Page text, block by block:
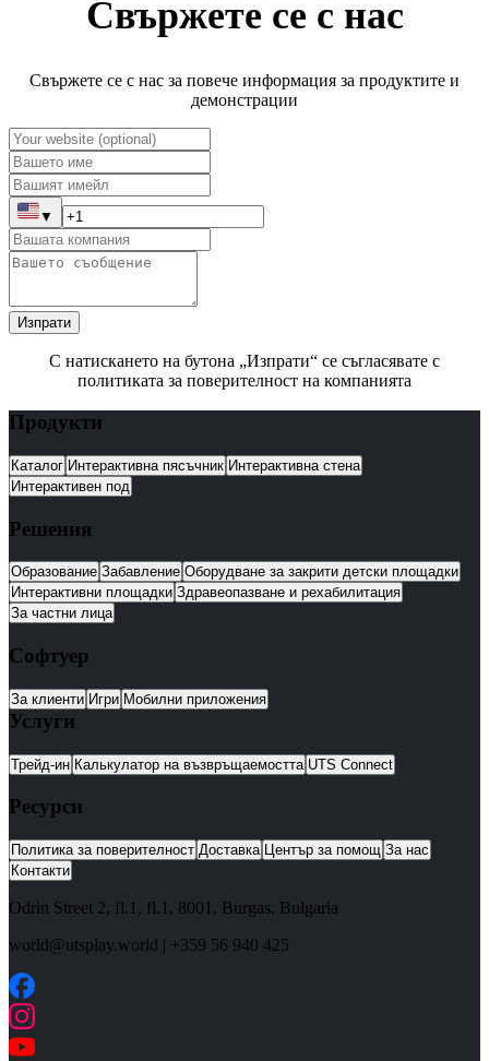
Свържете се с нас
Свържете се с нас за повече информация за продуктите и
демонстрации
▼
Изпрати
С натискането на бутона „Изпрати“ се съгласявате с
политиката за поверителност на компанията
Продукти
Каталог Интерактивна пясъчник Интерактивна стена
Интерактивен под
Решения
Образование Забавление Оборудване за закрити детски площадки
Интерактивни площадки Здравеопазване и рехабилитация
За частни лица
Софтуер
За клиенти Игри Мобилни приложения
Услуги
Трейд-ин Калькулатор на възвръщаемостта UTS Connect
Ресурси
Политика за поверителност Доставка Център за помощ За нас
Контакти
Odrin Street 2, fl.1 , fl.1, 8001 , Burgas, Bulgaria
world@utsplay.world | +359 56 940 425